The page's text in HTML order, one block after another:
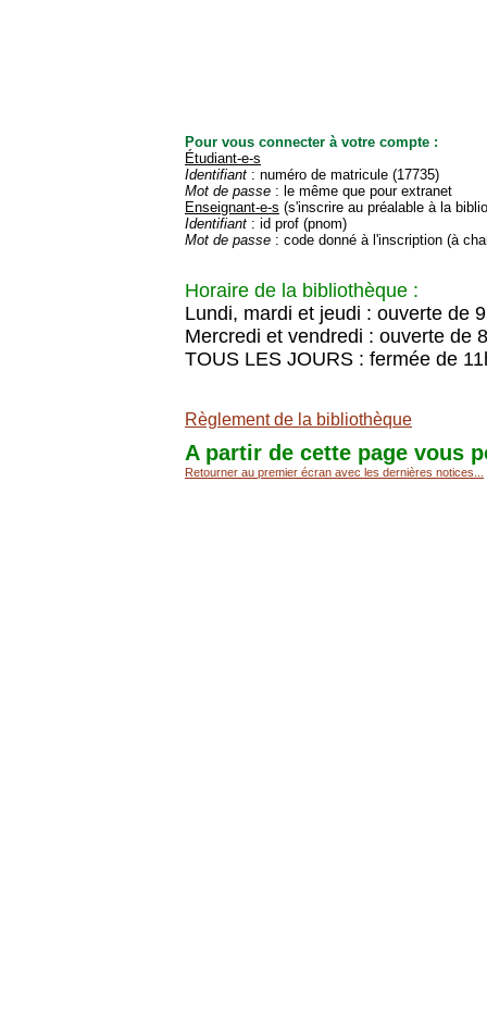
Pour vous connecter à votre compte :
Étudiant-e-s
Identifiant : numéro de matricule (17735)
Mot de passe : le même que pour extranet
Enseignant-e-s (s'inscrire au préalable à la
Identifiant : id prof (pnom)
Mot de passe : code donné à l'inscription (à
Horaire de la bibliothèque :
Lundi, mardi et jeudi : ouverte de
Mercredi et vendredi : ouverte de
TOUS LES JOURS : fermée de
Règlement de la bibliothèque
A partir de cette page vous
Retourner au premier écran avec les dernières notices...